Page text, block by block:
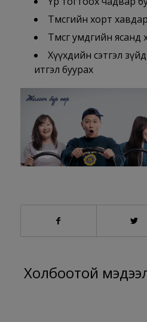
Төмсгийн хорт
Төмсөг умдгийн
Хүүхдийн сэтгэл зүйд
итгэл буурах
Холбоотой